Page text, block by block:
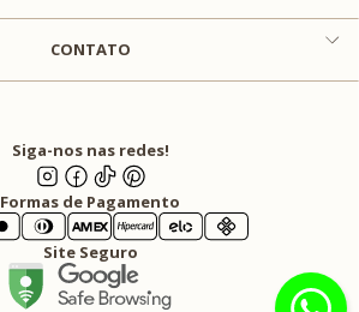
CONTATO
Siga-nos nas redes!
Formas de Pagamento
Site Seguro